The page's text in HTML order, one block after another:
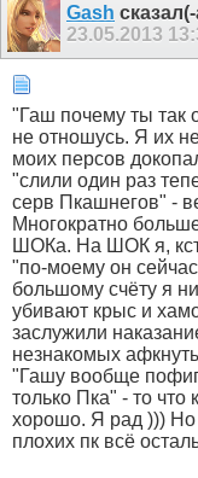
Gash
23.05.2013
"Гаш почему ты так
не отношусь. Я их
моих персов
"слили один раз
серв Пкашнегов" -
Многократно
ШОКа. На ШОК я,
"по-моему он
большому счёту я
убивают крыс и
заслужили
незнакомых
"Гашу вообще
только Пка" - то что
хорошо. Я рад )))
плохих пк всё